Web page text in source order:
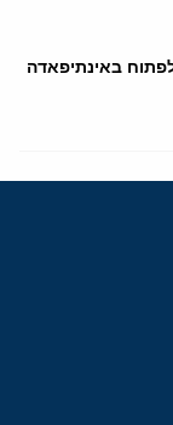
באינתיפאדה